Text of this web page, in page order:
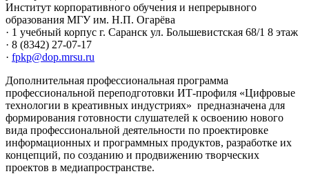
Институт корпоративного обучения и непрерывного
образования МГУ им. Н.П. Огарёва
· 1 учебный корпус г. Саранск ул. Большевистская 68/1 8 этаж
· 8 (8342) 27-07-17
· fpkp@dop.mrsu.ru
Дополнительная профессиональная программа
профессиональной переподготовки ИТ-профиля «Цифровые
технологии в креативных индустриях» предназначена для
формирования готовности слушателей к освоению нового
вида профессиональной деятельности по проектировке
информационных и программных продуктов, разработке их
концепций, по созданию и продвижению творческих
проектов в медиапространстве.